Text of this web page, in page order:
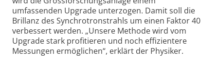
umfassenden Upgrade unterzogen. Damit soll die
Brillanz des Synchrotronstrahls um einen Faktor 40
verbessert werden. „Unsere Methode wird vom
Upgrade stark profitieren und noch effizientere
Messungen ermöglichen“, erklärt der Physiker.